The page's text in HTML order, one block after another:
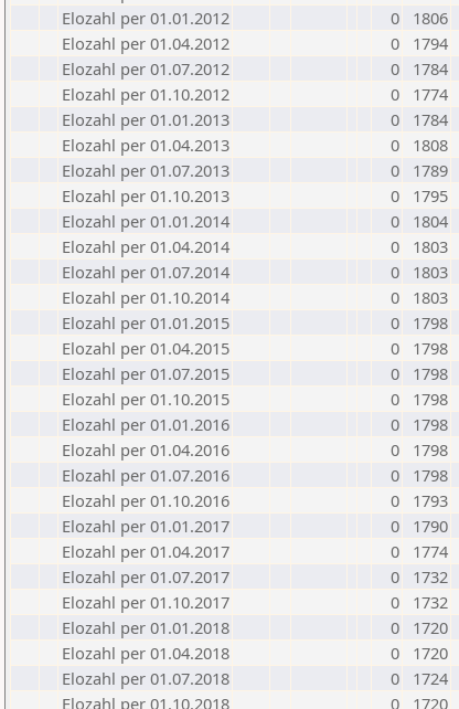
Elozahl per 01.01.2012
0
1806
Elozahl per 01.04.2012
0
1794
Elozahl per 01.07.2012
0
1784
Elozahl per 01.10.2012
0
1774
Elozahl per 01.01.2013
0
1784
Elozahl per 01.04.2013
0
1808
Elozahl per 01.07.2013
0
1789
Elozahl per 01.10.2013
0
1795
Elozahl per 01.01.2014
0
1804
Elozahl per 01.04.2014
0
1803
Elozahl per 01.07.2014
0
1803
Elozahl per 01.10.2014
0
1803
Elozahl per 01.01.2015
0
1798
Elozahl per 01.04.2015
0
1798
Elozahl per 01.07.2015
0
1798
Elozahl per 01.10.2015
0
1798
Elozahl per 01.01.2016
0
1798
Elozahl per 01.04.2016
0
1798
Elozahl per 01.07.2016
0
1798
Elozahl per 01.10.2016
0
1793
Elozahl per 01.01.2017
0
1790
Elozahl per 01.04.2017
0
1774
Elozahl per 01.07.2017
0
1732
Elozahl per 01.10.2017
0
1732
Elozahl per 01.01.2018
0
1720
Elozahl per 01.04.2018
0
1720
Elozahl per 01.07.2018
0
1724
Elozahl per 01.10.2018
0
1720